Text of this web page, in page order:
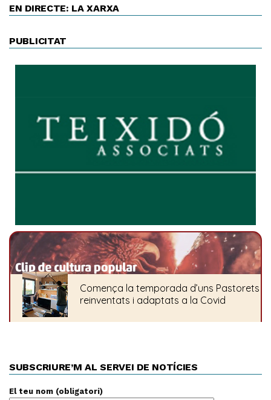
EN DIRECTE: LA XARXA
PUBLICITAT
SUBSCRIURE’M AL SERVEI DE NOTÍCIES
El teu nom (obligatori)